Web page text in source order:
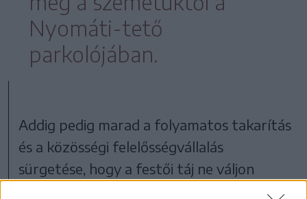
Nyomáti-tető
parkolójában.
Addig pedig marad a folyamatos takarítás
és a közösségi felelősségvállalás
sürgetése, hogy a festői táj ne váljon